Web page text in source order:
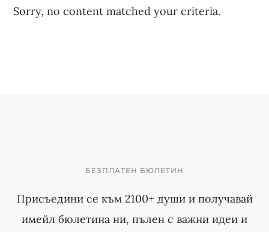
Sorry, no content matched your criteria.
БЕЗПЛАТЕН БЮЛЕТИН
Присъедини се към 2100+ души и получавай
имейл бюлетина ни, пълен с важни идеи и